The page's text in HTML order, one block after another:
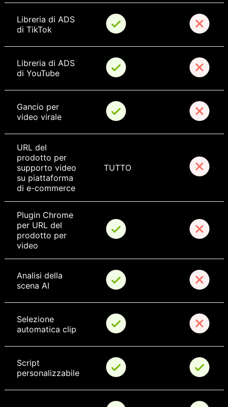
Libreria di ADS
di TikTok
Libreria di ADS
di YouTube
Gancio per
video virale
URL del
prodotto per
supporto video
su piattaforma
di e-commerce
TUTTO
Plugin Chrome
per URL del
prodotto per
video
Analisi della
scena AI
Selezione
automatica clip
Script
personalizzabile